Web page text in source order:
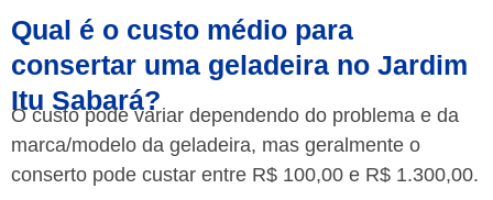
Qual é o custo médio para
consertar uma geladeira no Jardim
Itu Sabará?
O custo pode variar dependendo do problema e da
marca/modelo da geladeira, mas geralmente o
conserto pode custar entre R$ 100,00 e R$ 1.300,00.